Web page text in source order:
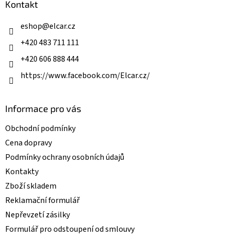
v
Kontakt
eshop@elcar.cz
+420 483 711 111
+420 606 888 444
https://www.facebook.com/Elcar.cz/
Informace pro vás
Obchodní podmínky
Cena dopravy
Podmínky ochrany osobních údajů
Kontakty
Zboží skladem
Reklamační formulář
Nepřevzetí zásilky
Formulář pro odstoupení od smlouvy